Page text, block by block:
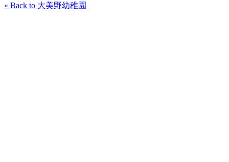
« Back to 大美野幼稚園